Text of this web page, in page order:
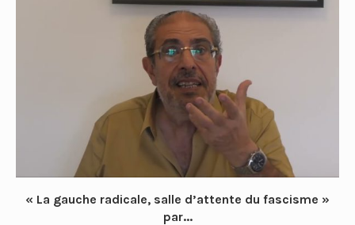
« La gauche radicale, salle d’attente du fascisme »
par...